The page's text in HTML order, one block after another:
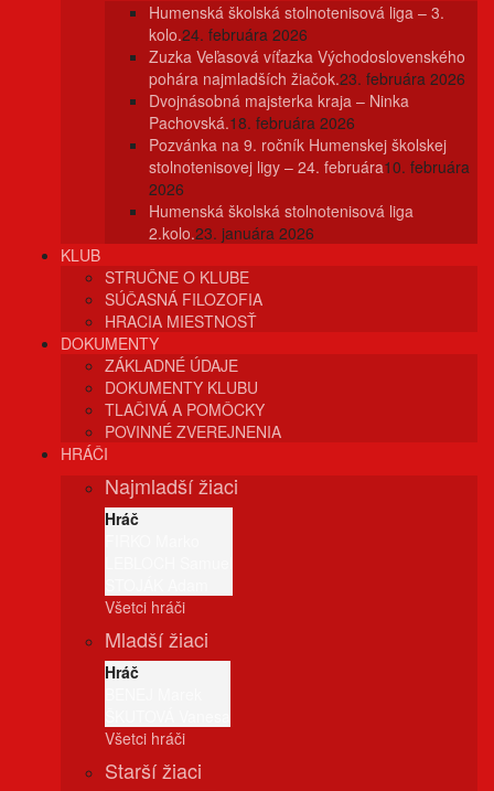
Humenská školská stolnotenisová liga – 3.
kolo.24. februára 2026
Zuzka Veľasová víťazka Východoslovenského
pohára najmladších žiačok.23. februára 2026
Dvojnásobná majsterka kraja – Ninka
Pachovská.18. februára 2026
Pozvánka na 9. ročník Humenskej školskej
stolnotenisovej ligy – 24. februára10. februára
2026
Humenská školská stolnotenisová liga
2.kolo.23. januára 2026
KLUB
STRUČNE O KLUBE
SÚČASNÁ FILOZOFIA
HRACIA MIESTNOSŤ
DOKUMENTY
ZÁKLADNÉ ÚDAJE
DOKUMENTY KLUBU
TLAČIVÁ A POMÔCKY
POVINNÉ ZVEREJNENIA
HRÁČI
Najmladší žiaci
Hráč
Všetci hráči
Mladší žiaci
Hráč
Všetci hráči
Starší žiaci